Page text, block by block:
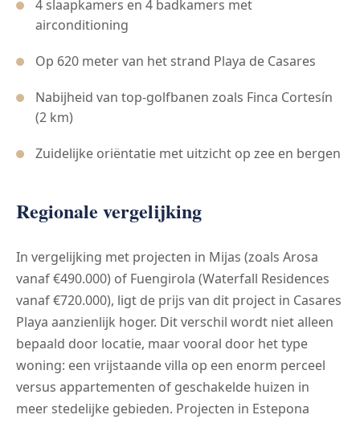
4 slaapkamers en 4 badkamers met
airconditioning
Op 620 meter van het strand Playa de Casares
Nabijheid van top-golfbanen zoals Finca Cortesín
(2 km)
Zuidelijke oriëntatie met uitzicht op zee en bergen
Regionale vergelijking
In vergelijking met projecten in Mijas (zoals Arosa
vanaf €490.000) of Fuengirola (Waterfall Residences
vanaf €720.000), ligt de prijs van dit project in Casares
Playa aanzienlijk hoger. Dit verschil wordt niet alleen
bepaald door locatie, maar vooral door het type
woning: een vrijstaande villa op een enorm perceel
versus appartementen of geschakelde huizen in
meer stedelijke gebieden. Projecten in Estepona